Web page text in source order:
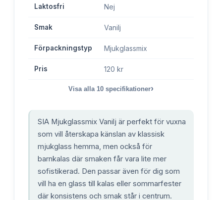
Laktosfri Nej
Smak Vanilj
Förpackningstyp Mjukglassmix
Pris 120 kr
Visa alla 10 specifikationer›
SIA Mjukglassmix Vanilj är perfekt för vuxna
som vill återskapa känslan av klassisk
mjukglass hemma, men också för
barnkalas där smaken får vara lite mer
sofistikerad. Den passar även för dig som
vill ha en glass till kalas eller sommarfester
där konsistens och smak står i centrum.